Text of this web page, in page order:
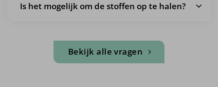
Is het mogelijk om de stoffen op te halen?
Bekijk alle vragen